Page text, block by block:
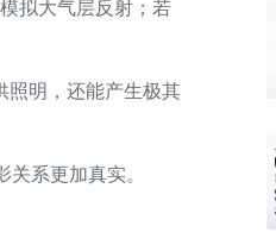
拟大气层反射；若
照明，还能产生极其
系更加真实。